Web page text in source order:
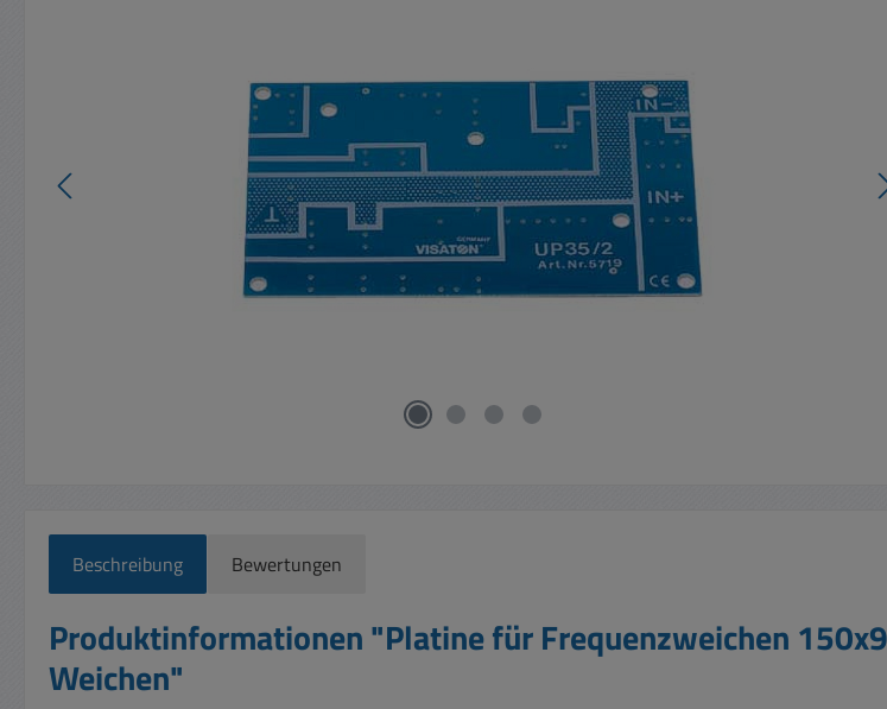
Beschreibung Bewertungen
Produktinformationen "Platine für Frequenzweichen
Weichen"